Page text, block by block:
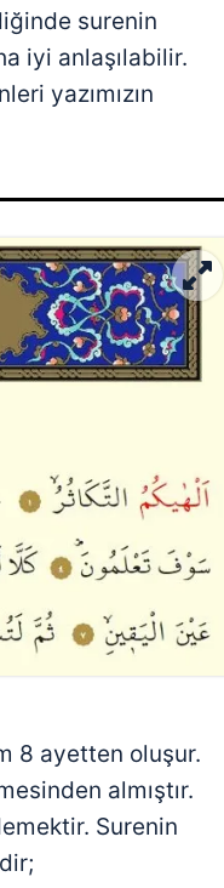
surenin
iyi anlaşılabilir.
yazımızın
8 ayetten oluşur.
almıştır.
Surenin